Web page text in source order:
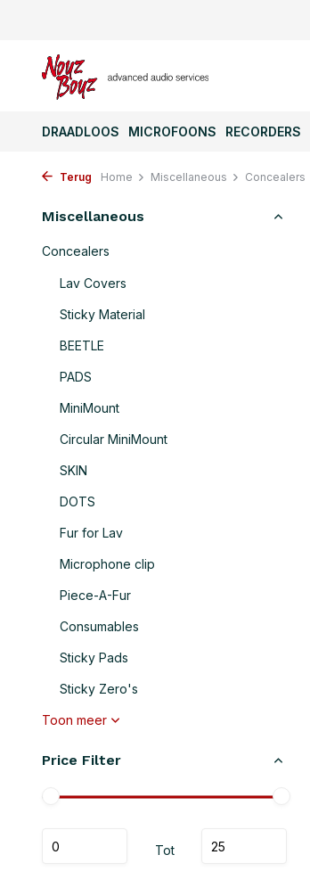
DRAADLOOS MICROFOONS RECORDERS
Terug Home Miscellaneous Concealers
Miscellaneous
Concealers
Lav Covers
Sticky Material
BEETLE
PADS
MiniMount
Circular MiniMount
SKIN
DOTS
Fur for Lav
Microphone clip
Piece-A-Fur
Consumables
Sticky Pads
Sticky Zero's
Toon meer
Price Filter
Tot